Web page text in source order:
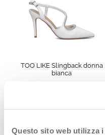
Questo sito web utilizza
TOO LIKE Slingback donna
bianca
SCOPRI